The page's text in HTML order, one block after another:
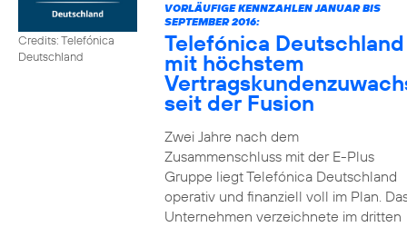
Credits: Telefónica
Deutschland
VORLÄUFIGE KENNZAHLEN JANUAR BIS
SEPTEMBER 2016:
Telefónica Deutschland
mit höchstem
seit der Fusion
Zwei Jahre nach dem
Zusammenschluss mit der E-Plus
Gruppe liegt Telefónica Deutschland
operativ und finanziell voll im Plan.
Unternehmen verzeichnete im dritten